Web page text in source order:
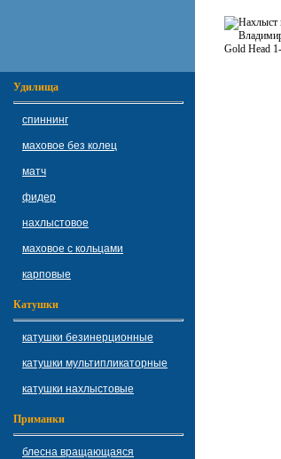
Удилища
спиннинг
маховое без колец
матч
фидер
нахлыстовое
маховое с кольцами
карповые
Катушки
катушки безинерционные
катушки мультипликаторные
катушки нахлыстовые
Приманки
блесна вращающаяся